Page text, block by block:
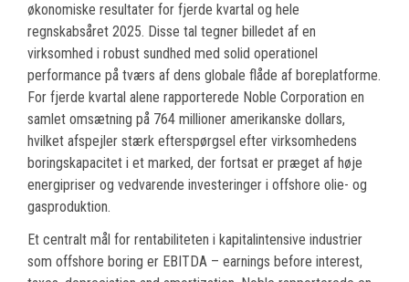
økonomiske resultater for fjerde kvartal og hele
regnskabsåret 2025. Disse tal tegner billedet af en
virksomhed i robust sundhed med solid operationel
performance på tværs af dens globale flåde af boreplatforme.
For fjerde kvartal alene rapporterede Noble Corporation en
samlet omsætning på 764 millioner amerikanske dollars,
hvilket afspejler stærk efterspørgsel efter virksomhedens
boringskapacitet i et marked, der fortsat er præget af høje
energipriser og vedvarende investeringer i offshore olie- og
gasproduktion.
Et centralt mål for rentabiliteten i kapitalintensive industrier
som offshore boring er EBITDA – earnings before interest,